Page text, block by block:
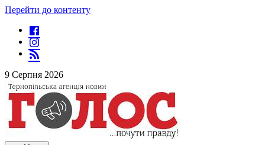
Перейти до контенту
9 Серпня 2026